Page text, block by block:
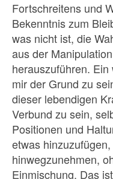
Fortschreitens und
Bekenntnis zum
was nicht ist, die
aus der
herauszuführen.
mir der Grund zu
dieser lebendigen
Verbund zu sein,
Positionen und
etwas
hinwegzunehmen,
Einmischung. Das